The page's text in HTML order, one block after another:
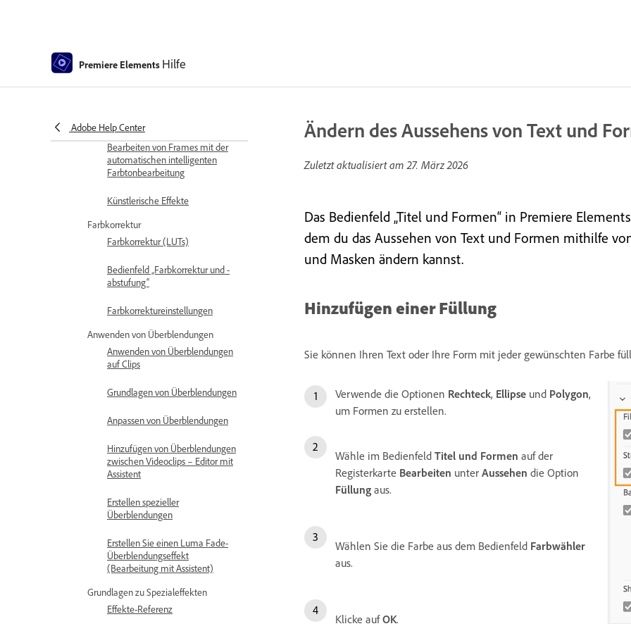
Premiere Elements Hilfe
Adobe Help Center
Frames – Editor mit Assistent
Bearbeiten von Frames mit der
automatischen intelligenten
Farbtonbearbeitung
Künstlerische Effekte
Farbkorrektur
Farbkorrektur (LUTs)
Bedienfeld „Farbkorrektur und -
abstufung“
Farbkorrektureinstellungen
Anwenden von Überblendungen
Anwenden von Überblendungen
auf Clips
Grundlagen von Überblendungen
Anpassen von Überblendungen
Hinzufügen von Überblendungen
zwischen Videoclips – Editor mit
Assistent
Erstellen spezieller
Überblendungen
Erstellen Sie einen Luma Fade-
Überblendungseffekt
(Bearbeitung mit Assistent)
Grundlagen zu Spezialeffekten
Effekte-Referenz
Ändern des Aussehens von Text und
Zuletzt aktualisiert am27. März 2026
Das Bedienfeld „Titel und Formen“ in Premiere
dem du das Aussehen von Text und Formen mithilfe
und Masken ändern kannst.
Hinzufügen einer Füllung
Sie können Ihren Text oder Ihre Form mit jeder gewünschten Farbe
Verwende die Optionen Rechteck, Ellipse und Polygon,
um Formen zu erstellen.
Wähle im Bedienfeld Titel und Formen auf der
Registerkarte Bearbeiten unter Aussehen die Option
Füllung aus.
Wählen Sie die Farbe aus dem Bedienfeld Farbwähler
aus.
Klicke aufOK.